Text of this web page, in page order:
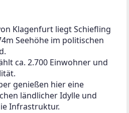
Klagenfurt liegt Schiefling
Seehöhe im politischen
ca. 2.700 Einwohner und
genießen hier eine
ländlicher Idylle und
Infrastruktur.